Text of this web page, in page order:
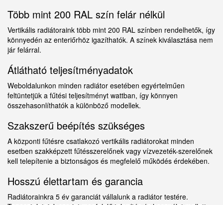
Több mint 200 RAL szín felár nélkül
Vertikális radiátoraink több mint 200 RAL színben rendelhetők, így
könnyedén az enteriőrhöz igazíthatók. A színek kiválasztása nem
jár felárral.
Átlátható teljesítményadatok
Weboldalunkon minden radiátor esetében egyértelműen
feltüntetjük a fűtési teljesítményt wattban, így könnyen
összehasonlíthatók a különböző modellek.
Szakszerű beépítés szükséges
A központi fűtésre csatlakozó vertikális radiátorokat minden
esetben szakképzett fűtésszerelőnek vagy vízvezeték-szerelőnek
kell telepítenie a biztonságos és megfelelő működés érdekében.
Hosszú élettartam és garancia
Radiátorainkra 5 év garanciát vállalunk a radiátor testére.